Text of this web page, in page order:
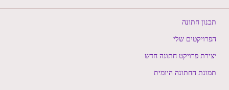
תכנון חתונה
הפרויקטים שלי
יצירת פרויקט חתונה חדש
תמונת החתונה היומית